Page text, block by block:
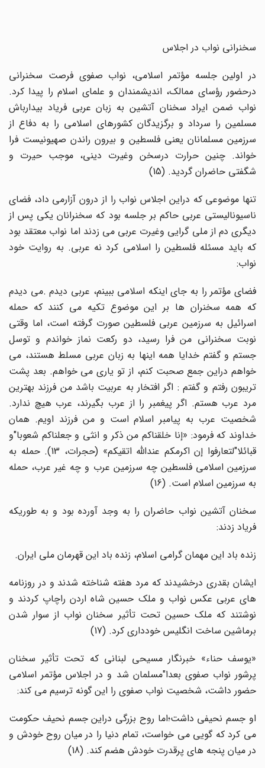
سخنرانی نواب در اجلاس
در اولین جلسه مؤتمر اسلامی، نواب صفوی فرصت سخنرانی
درحضور رؤسای ممالک، اندیشمندان و علمای اسلام را پیدا کرد.
نواب ضمن ایراد سخنان آتشین به زبان عربی فریاد بیدارباش
مسلمین را سرداد و برگزیدگان کشورهای اسلامی را به دفاع از
سرزمین مسلمانان یعنی فلسطین و بیرون راندن صهیونیست فرا
خواند. چنین حرارت درسخن وغیرت دینی، موجب حیرت و
شگفتی حاضران گردید. (15)
تنها موضوعی که دراین اجلاس نواب را از درون آزارمی داد، فضای
ناسیونالیستی عربی حاکم بر جلسه بود که سخنرانان یکی پس از
دیگری دم از ملی گرایی وغیرت عربی می زدند اما نواب معتقد بود
که باید مسئله فلسطین را اسلامی کرد نه عربی. به روایت خود
نواب:
فضای مؤتمر را به جای اینکه اسلامی ببینم، عربی دیدم .می دیدم
که همه سخنران ها بر این موضوع تکیه می کنند که حمله
اسرائیل به سرزمین عربی فلسطین صورت گرفته است، اما وقتی
نوبت سخنرانی من فرا رسید، دو رکعت نماز خواندم و توسل
جستم و گفتم خدایا همه اینها به زبان عربی مسلط هستند، می
خواهم دراین جمع صحبت کنم، از تو یاری می خواهم. بعد پشت
تریبون رفتم و گفتم : اگر افتخار به عربیت باشد من فرزند بهترین
مرد عرب هستم. اگر پیغمبر را از عرب بگیرند، عرب هیچ ندارد.
شخصیت عرب به پیامبر اسلام است و من فرزند اویم. همان
خداوند که فرمود: «إنا خلقناکم من ذکر و انثی و جعلناکم شعوبا"و
قبائلا"لتعارفوا إن اکرمکم عندالله اتقیکم» (حجرات، 13). حمله به
سرزمین اسلامی فلسطین چه سرزمین عرب و چه غیر عرب، حمله
به سرزمین اسلام است. (16)
سخنان آتشین نواب حاضران را به وجد آورده بود و به طوریکه
فریاد زدند:
زنده باد این مهمان گرامی اسلام، زنده باد این قهرمان ملی ایران.
ایشان بقدری درخشیدند که مرد هفته شناخته شدند و در روزنامه
های عربی عکس نواب و ملک حسین شاه اردن راچاپ کردند و
نوشتند که ملک حسین تحت تأثیر سخنان نواب از سوار شدن
برماشین ساخت انگلیس خودداری کرد. (17)
«یوسف حناء» خبرنگار مسیحی لبنانی که تحت تأثیر سخنان
پرشور نواب صفوی بعدا"مسلمان شد و در اجلاس مؤتمر اسلامی
حضور داشت، شخصیت نواب صفوی را این گونه ترسیم می کند:
او جسم نحیفی داشت؛اما روح بزرگی دراین جسم نحیف حکومت
می کرد که گویی می خواست، تمام دنیا را در میان روح خودش و
در میان پنجه های پرقدرت خودش هضم کند. (18)